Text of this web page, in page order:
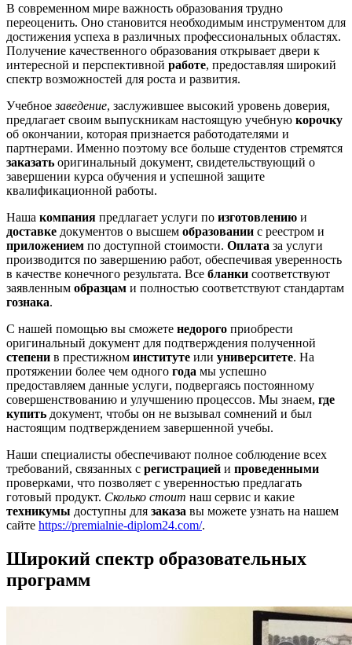
В современном мире важность образования трудно
переоценить. Оно становится необходимым инструментом для
достижения успеха в различных профессиональных областях.
Получение качественного образования открывает двери к
интересной и перспективной работе, предоставляя широкий
спектр возможностей для роста и развития.
Учебноезаведение, заслужившее высокий уровень доверия,
предлагает своим выпускникам настоящую учебную корочку
об окончании, которая признается работодателями и
партнерами. Именно поэтому все больше студентов стремятся
заказать оригинальный документ, свидетельствующий о
завершении курса обучения и успешной защите
квалификационной работы.
Наша компания предлагает услуги по изготовлению и
доставке документов о высшем образовании с реестром и
приложением по доступной стоимости. Оплата за услуги
производится по завершению работ, обеспечивая уверенность
в качестве конечного результата. Все бланки соответствуют
заявленным образцам и полностью соответствуют стандартам
гознака.
С нашей помощью вы сможете недорого приобрести
оригинальный документ для подтверждения полученной
степени в престижном институте или университете. На
протяжении более чем одного года мы успешно
предоставляем данные услуги, подвергаясь постоянному
совершенствованию и улучшению процессов. Мы знаем, где
купить документ, чтобы он не вызывал сомнений и был
настоящим подтверждением завершенной учебы.
Наши специалисты обеспечивают полное соблюдение всех
требований, связанных с регистрацией и проведенными
проверками, что позволяет с уверенностью предлагать
готовый продукт. Сколько стоит наш сервис и какие
техникумы доступны для заказа вы можете узнать на нашем
сайте https://premialnie-diplom24.com/.
Широкий спектр образовательных
программ